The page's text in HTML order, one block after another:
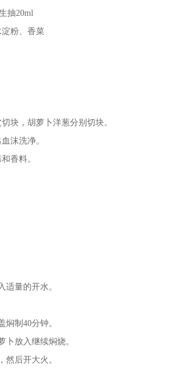
抽20ml
粉、香菜
块，胡萝卜洋葱分别切块。
沫洗净。
香料。
适量的开水。
焖制40分钟。
卜放入继续焖烧。
然后开大火。